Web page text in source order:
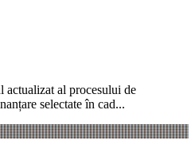
actualizat al procesului de
selectate în cad...